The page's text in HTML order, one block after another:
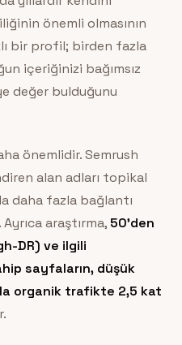
önemli olmasının
bir profil; birden fazla
içeriğinizi bağımsız
değer bulduğunu
önemlidir. Semrush
alan adları topikal
daha fazla bağlantı
araştırma, 50’den
DR) ve ilgili
sayfaların, düşük
organik trafikte 2,5 kat